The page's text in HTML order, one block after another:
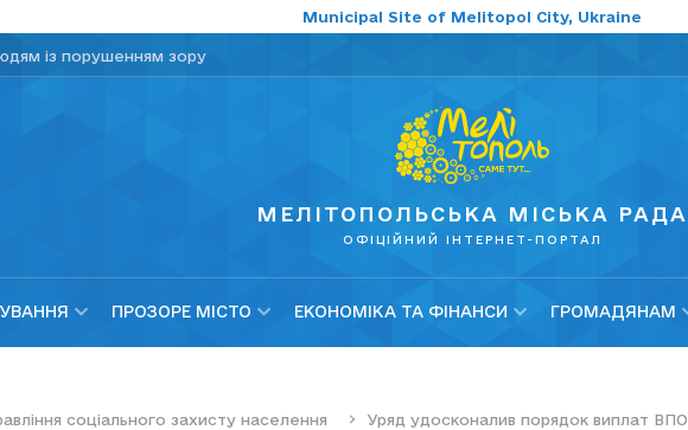
Municipal Site of Melitopol City, Ukraine
із порушенням зору
МЕЛІТОПОЛЬСЬКА МІСЬКА РАДА
ОФІЦІЙНИЙ ІНТЕРНЕТ-ПОРТАЛ
ПРОЗОРЕ МІСТО ЕКОНОМІКА ТА ФІНАНСИ ГРОМАДЯНАМ
соціального захисту населення Уряд удосконалив порядок виплат ВПО